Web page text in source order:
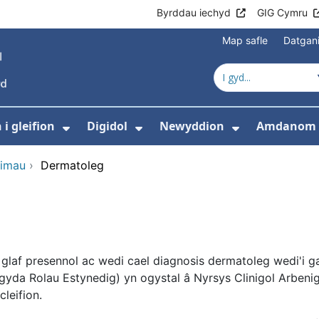
Byrddau iechyd GIG Cymru
Map safle
ar gyfer Gofal iechyd
i gleifion
Dangos isddewislen ar gyfer
Digidol
Dangos isddewislen ar
Newyddion
Dangos
› Dermatoleg
presennol ac wedi cael diagnosis dermatoleg wedi'i
Rolau Estynedig) yn ogystal â Nyrsys Clinigol